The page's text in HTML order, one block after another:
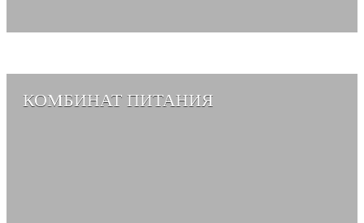
КОМБИНАТ ПИТАНИЯ